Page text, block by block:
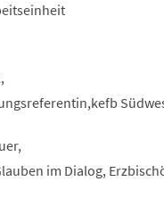
im Dialog,